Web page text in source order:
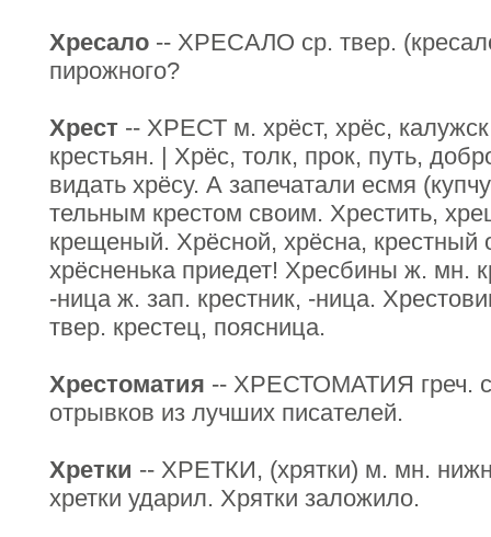
Хресало -- ХРЕСАЛО ср. твер.
пирожного?
Хрест -- ХРЕСТ м. хрёст, хрёс,
крестьян. | Хрёс, толк, прок, путь,
видать хрёсу. А запечатали есмя
тельным крестом своим. Хрестить,
крещеный. Хрёсной, хрёсна, крестный
хрёсненька приедет! Хресбины ж. мн.
-ница ж. зап. крестник, -ница.
твер. крестец, поясница.
Хрестоматия -- ХРЕСТОМАТИЯ греч.
отрывков из лучших писателей.
Хретки -- ХРЕТКИ, (хрятки) м. мн.
хретки ударил. Хрятки заложило.